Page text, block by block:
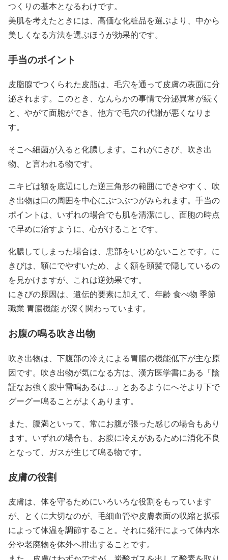
つくりの基本となるわけです。
美肌を考えたときには、高価な化粧品を選ぶより、中から
美しくなる方法を選ぶほうが効果的です。
手当のポイント
皮脂腺でつくられた皮脂は、毛穴を通って皮膚の表面に分
泌されます。このとき、なんらかの事情で分泌異常が続く
と、やがて面胞ができ、他方で毛穴の代謝が悪くなりま
す。
そこへ細菌が入ると化膿します。これがにきび、吹き出
物、と言われる物です。
ニキビは額を底辺にした逆三角形の範囲にできやすく、吹
き出物は口の周囲を中心にぶつぶつがみられます。手当の
ポイントは、いずれの場合でも肌を清潔にし、面胞の時点
で早めに治すように、心がけることです。
化膿してしまった場合は、患部をいじめないことです。に
きびは、額にでやすいため、よく額を頭髪で隠しているの
を見かけますが、これは逆効果です。
にきびの原因は、遺伝的要素に加えて、年齢 食べ物 季節
職業 胃腸機能 が深く関わっています。
お腹の鳴る吹き出物
吹き出物は、下腹部の冷えによる胃腸の機能低下が主な原
因です。吹き出物が気になる方は、漢方医学書にある「陰
証なお強く腹中雷鳴あるは…」とあるようにへそより下で
グーグー鳴ることがよくあります。
また、腹満といって、常にお腹が張った感じの場合もあり
ます。いずれの場合も、お腹に冷えがあるために消化不良
となって、ガスが生じて鳴る物です。
皮膚の役割
皮膚は、体を守るためにいろいろな役割をもっています
が、とくに大切なのが、毛細血管や皮膚表面の収縮と拡張
によって体温を調節すること。それに発汗によって体内水
分や老廃物を体外へ排出することです。